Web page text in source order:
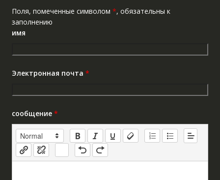
Поля, помеченные символом *, обязательны к
заполнению
имя
Электронная почта *
сообщение *